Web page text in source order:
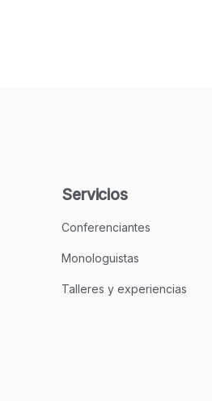
Servicios
Conferenciantes
Monologuistas
Talleres y experiencias